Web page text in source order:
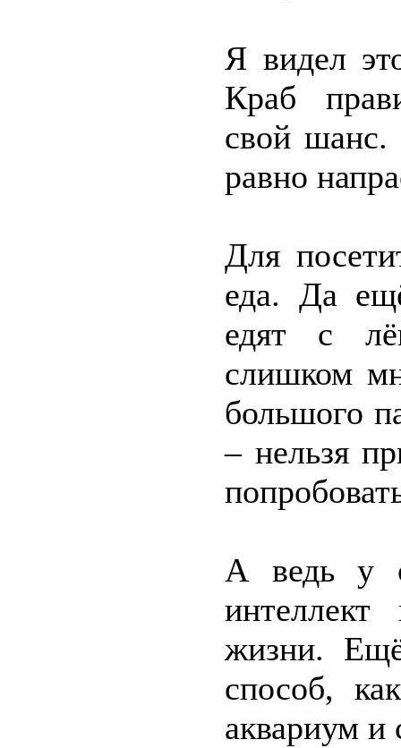
Я видел
Краб
свой шанс.
равно
Для
еда. Да
едят с
слишком
большого
– нельзя
А ведь у
жизни.
способ,
аквариум и